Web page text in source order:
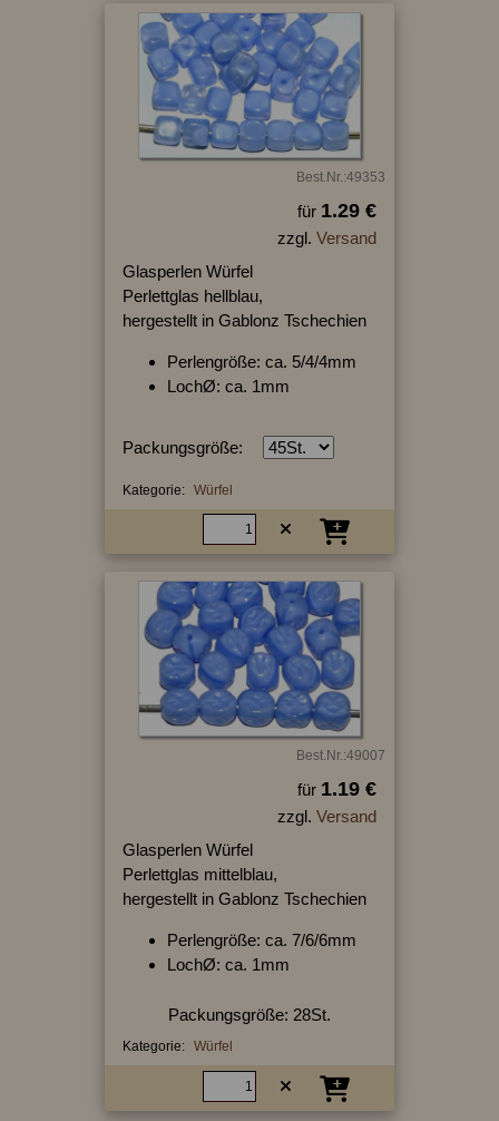
Best.Nr.:49353
für 1.29 €
zzgl. Versand
Glasperlen Würfel
Perlettglas hellblau,
hergestellt in Gablonz Tschechien
Perlengröße: ca. 5/4/4mm
LochØ: ca. 1mm
Packungsgröße:
Kategorie: Würfel
Best.Nr.:49007
für 1.19 €
zzgl. Versand
Glasperlen Würfel
Perlettglas mittelblau,
hergestellt in Gablonz Tschechien
Perlengröße: ca. 7/6/6mm
LochØ: ca. 1mm
Packungsgröße: 28St.
Kategorie: Würfel